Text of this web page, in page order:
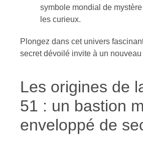
symbole mondial de
les curieux.
Plongez dans cet univers
secret dévoilé invite à un
Les origines de
51 : un bastion
enveloppé de